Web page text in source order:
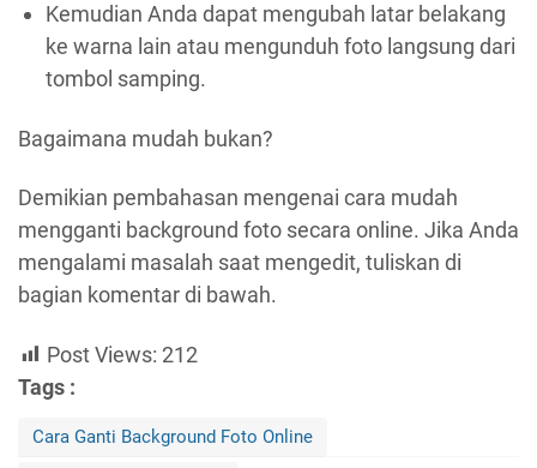
Kemudian Anda dapat mengubah latar belakang
ke warna lain atau mengunduh foto langsung dari
tombol samping.
Bagaimana mudah bukan?
Demikian pembahasan mengenai cara mudah
mengganti background foto secara online. Jika Anda
mengalami masalah saat mengedit, tuliskan di
bagian komentar di bawah.
Post Views: 212
Tags :
Cara Ganti Background Foto Online